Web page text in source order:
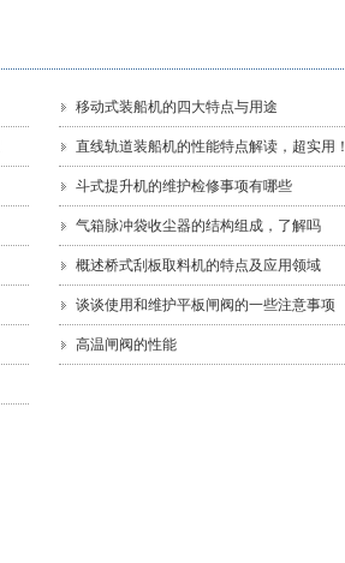
移动式装船机的四大特点​与用途
直线轨道装船机的性能特点解读，超实用！
斗式提升机的维护检修事项有哪些
气箱脉冲袋收尘器的结构组成，了解吗
概述桥式刮板取料机的特点及应用领域
谈谈使用和维护平板闸阀的一些注意事项
高温闸阀的性能